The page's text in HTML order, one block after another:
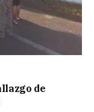
de